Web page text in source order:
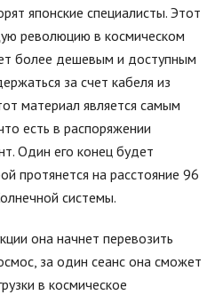
японские специалисты. Этот
революцию в космическом
более дешевым и доступным
за счет кабеля из
материал является самым
есть в распоряжении
Один его конец будет
протянется на расстояние 96
системы.
она начнет перевозить
за один сеанс она сможет
в космическое